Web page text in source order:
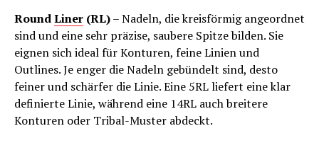
RoundLiner (RL)– Nadeln, die kreisförmig angeordnet
sind und eine sehr präzise, saubere Spitze bilden. Sie
eignen sich ideal für Konturen, feine Linien und
Outlines. Je enger die Nadeln gebündelt sind, desto
feiner und schärfer die Linie. Eine 5RL liefert eine klar
definierte Linie, während eine 14RL auch breitere
Konturen oder Tribal-Muster abdeckt.